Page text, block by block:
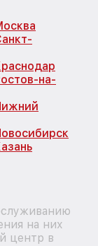
на-
на них
центр в